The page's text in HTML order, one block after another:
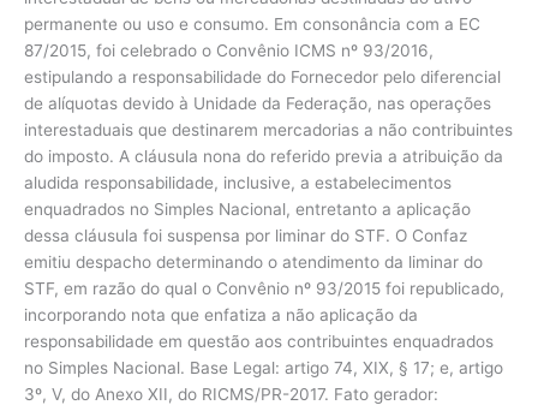
permanente ou uso e consumo. Em consonância com a EC
87/2015, foi celebrado o Convênio ICMS nº 93/2016,
estipulando a responsabilidade do Fornecedor pelo diferencial
de alíquotas devido à Unidade da Federação, nas operações
interestaduais que destinarem mercadorias a não contribuintes
do imposto. A cláusula nona do referido previa a atribuição da
aludida responsabilidade, inclusive, a estabelecimentos
enquadrados no Simples Nacional, entretanto a aplicação
dessa cláusula foi suspensa por liminar do STF. O Confaz
emitiu despacho determinando o atendimento da liminar do
STF, em razão do qual o Convênio nº 93/2015 foi republicado,
incorporando nota que enfatiza a não aplicação da
responsabilidade em questão aos contribuintes enquadrados
no Simples Nacional. Base Legal: artigo 74, XIX, § 17; e, artigo
3º, V, do Anexo XII, do RICMS/PR-2017. Fato gerador: